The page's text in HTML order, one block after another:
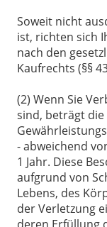
Soweit nicht
ist, richten sich
nach den
Kaufrechts (§§
(2) Wenn Sie
sind, beträgt
- abweichend
1 Jahr. Diese
aufgrund von
Lebens, des
der Verletzung